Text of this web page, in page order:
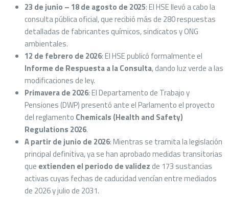
23 de junio – 18 de agosto de 2025: El HSE llevó a cabo la
consulta pública oficial, que recibió más de 280 respuestas
detalladas de fabricantes químicos, sindicatos y ONG
ambientales.
12 de febrero de 2026: El HSE publicó formalmente el
Informe de Respuesta a la Consulta, dando luz verde a las
modificaciones de ley.
Primavera de 2026: El Departamento de Trabajo y
Pensiones (DWP) presentó ante el Parlamento el proyecto
del reglamento Chemicals (Health and Safety)
Regulations 2026.
A partir de junio de 2026: Mientras se tramita la legislación
principal definitiva, ya se han aprobado medidas transitorias
que extienden el periodo de validez de 173 sustancias
activas cuyas fechas de caducidad vencían entre mediados
de 2026 y julio de 2031.